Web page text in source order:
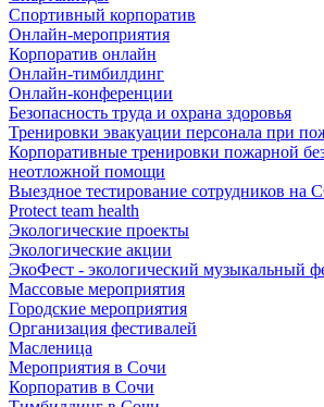
Спортивный корпоратив
Онлайн-мероприятия
Корпоратив онлайн
Онлайн-тимбилдинг
Онлайн-конференции
Безопасность труда и охрана здоровья
Тренировки эвакуации персонала при
Корпоративные тренировки пожарной
неотложной помощи
Выездное тестирование сотрудников на
Protect team health
Экологические проекты
Экологические акции
ЭкоФест - экологический музыкальный
Массовые мероприятия
Городские мероприятия
Организация фестивалей
Масленица
Мероприятия в Сочи
Корпоратив в Сочи